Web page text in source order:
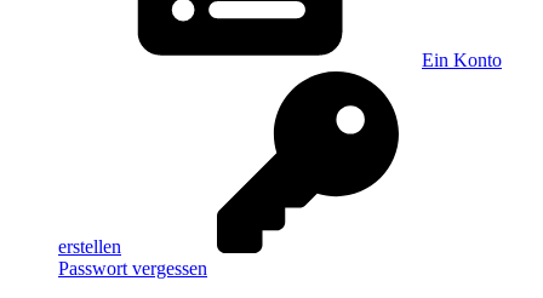
Ein Konto
erstellen
Passwort vergessen